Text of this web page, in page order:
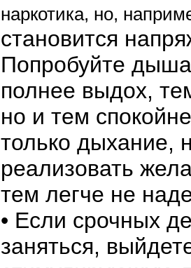
наркотика, но,
становится
Попробуйте
полнее выдох,
но и тем
только дыхание,
реализовать
тем легче не
• Если срочных
заняться,